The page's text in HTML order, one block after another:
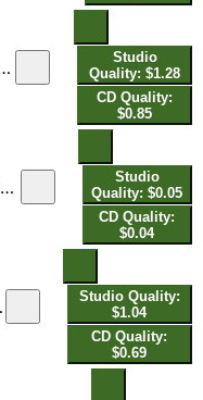
Studio
Quality: $1.28
CD Quality:
$0.85
Studio
Quality: $0.05
CD Quality:
$0.04
Studio Quality:
$1.04
CD Quality:
$0.69